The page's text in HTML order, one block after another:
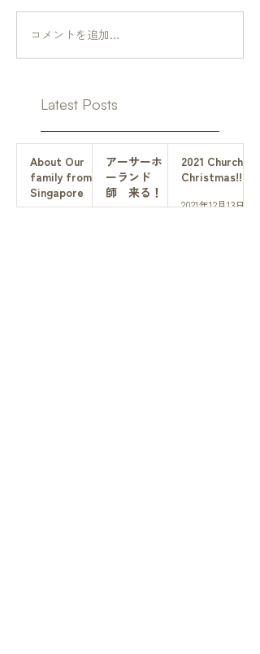
コメントを追加…
Latest Posts
About Our
family from
Singapore
アーサーホ
ーランド
師 来る！
2021 Church
Christmas!!
2021年12月13日